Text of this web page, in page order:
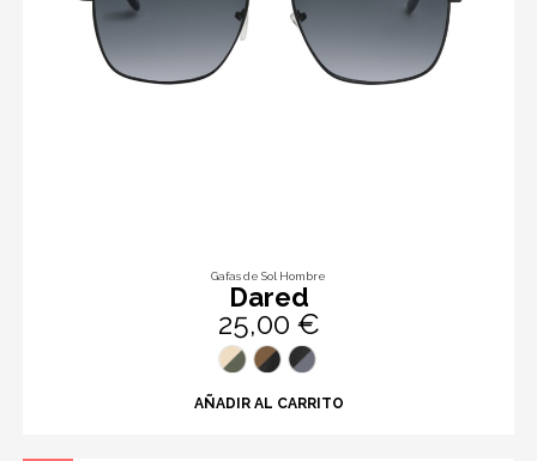
Gafas de Sol Hombre
Dared
25,00 €
AÑADIR AL CARRITO